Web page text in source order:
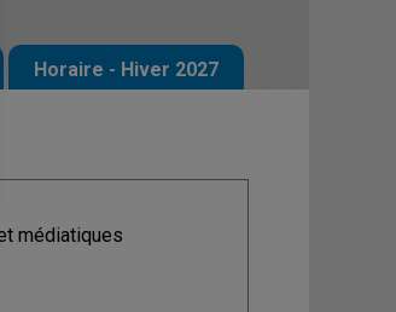
Horaire - Hiver 2027
médiatiques